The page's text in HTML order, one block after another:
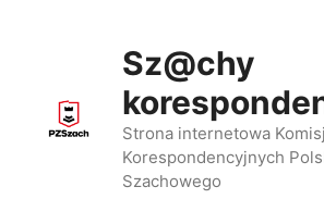
Sz@chy
Strona internetowa
Korespondencyjnych
Szachowego